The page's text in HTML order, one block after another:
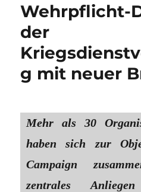
Wehrpflicht-
der
g mit neuer
Mehr als 30
haben sich zur
Campaign
zentrales